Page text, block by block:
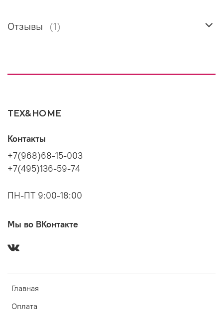
Отзывы (1)
TEX&HOME
Главная
Оплата
Контакты
+7(968)68-15-003
+7(495)136-59-74
ПН-ПТ 9:00-18:00
Мы во ВКонтакте